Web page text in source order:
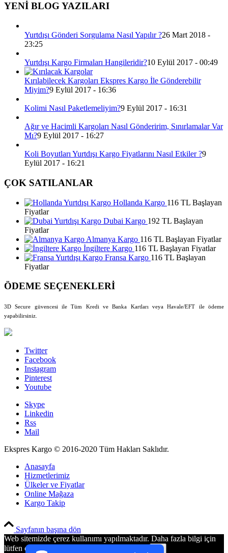
PCI-DSS Ödeme Güvenliği
7/24 Canlı Destek
YENİ BLOG YAZILARI
Yurtdışı Gönderi Sorgulama Nasıl Yapılır ?26 Mart 2018 -
23:25
Yurtdışı Kargo Firmaları Hangileridir?10 Eylül 2017 - 00:49
Kırılabilecek Kargoları Ekspres Kargo İle Gönderebilir
Miyim?9 Eylül 2017 - 16:36
Kolimi Nasıl Paketlemeliyim?9 Eylül 2017 - 16:31
Ağır ve Hacimli Kargoları Nasıl Gönderirim, Sınırlamalar Var
Mı?9 Eylül 2017 - 16:27
Koli Boyutları Yurtdışı Kargo Fiyatlarını Nasıl Etkiler ?9
Eylül 2017 - 16:21
ÇOK SATILANLAR
Hollanda Kargo 116 TL Başlayan
Fiyatlar
Dubai Kargo 192 TL Başlayan
Fiyatlar
Almanya Kargo 116 TL Başlayan Fiyatlar
İngiltere Kargo 116 TL Başlayan Fiyatlar
Fransa Kargo 116 TL Başlayan
Fiyatlar
ÖDEME SEÇENEKLERİ
3D Secure güvencesi ile Tüm Kredi ve Banka Kartları veya Havale/EFT ile ödeme
yapabilirsiniz.
Twitter
Facebook
Instagram
Pinterest
Youtube
Skype
Linkedin
Rss
Mail
Ekspres Kargo © 2016-2020 Tüm Hakları Saklıdır.
Anasayfa
Hizmetlerimiz
Ülkeler ve Fiyatlar
Online Mağaza
Kargo Takip
Sayfanın başına dön
Web sitemizde çerez kullanımı yapılmaktadır. Daha fazla bilgi için
lütfen çerez kullanım politikamızı inceleyiniz.